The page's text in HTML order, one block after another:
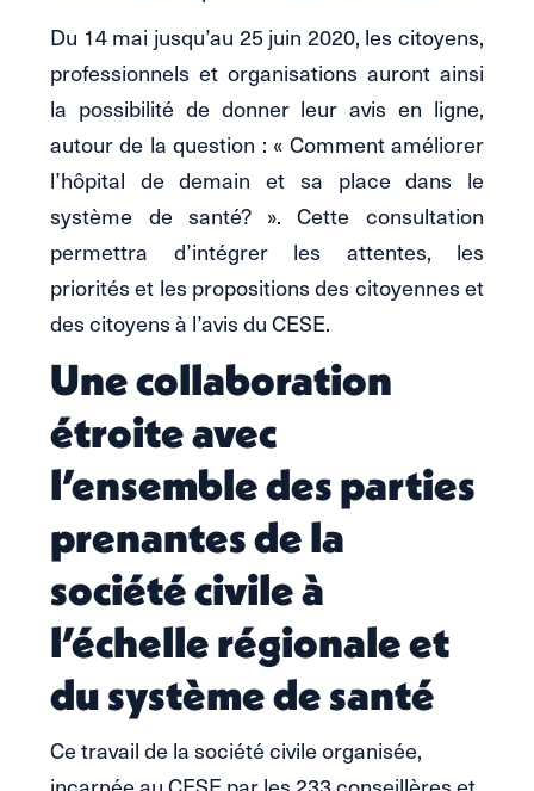
Du 14 mai jusqu’au 25 juin 2020, les citoyens,
professionnels et organisations auront ainsi
la possibilité de donner leur avis en ligne,
autour de la question : « Comment améliorer
l’hôpital de demain et sa place dans le
système de santé? ». Cette consultation
permettra d’intégrer les attentes, les
priorités et les propositions des citoyennes et
des citoyens à l’avis du CESE.
Une collaboration
étroite avec
l’ensemble des parties
prenantes de la
société civile à
l’échelle régionale et
du système de santé
Ce travail de la société civile organisée,